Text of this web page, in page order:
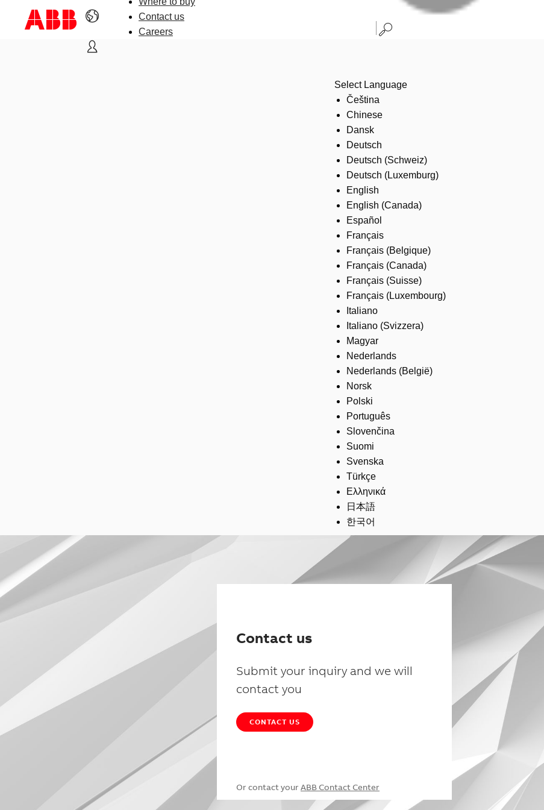
Contact us
Careers
Select Language
Čeština
Chinese
Dansk
Deutsch
Deutsch (Schweiz)
Deutsch (Luxemburg)
English
English (Canada)
Español
Français
Français (Belgique)
Français (Canada)
Français (Suisse)
Français (Luxembourg)
Italiano
Italiano (Svizzera)
Magyar
Nederlands
Nederlands (België)
Norsk
Polski
Português
Slovenčina
Suomi
Svenska
Türkçe
Ελληνικά
日本語
한국어
Contact us
Submit your inquiry and we will
contact you
CONTACT US
Or contact your ABB Contact Center